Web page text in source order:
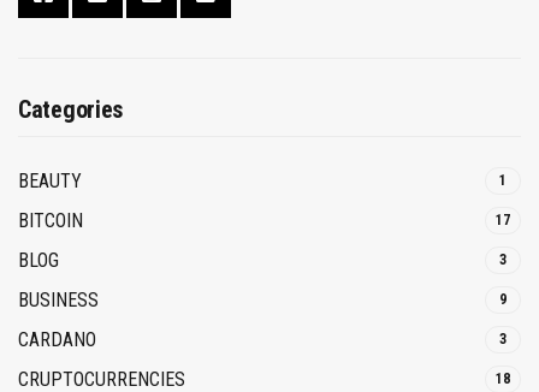
Categories
BEAUTY 1
BITCOIN 17
BLOG 3
BUSINESS 9
CARDANO 3
CRUPTOCURRENCIES 18